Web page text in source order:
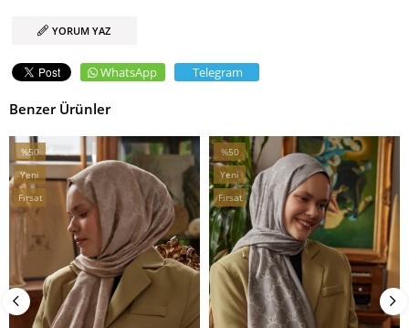
YORUM YAZ
WhatsApp Telegram
Benzer Ürünler
%50
Kampanya
%50Kampanya
Yeni
Ürün
Fırsat
Ürünü
%50
Kampanya
%50Kampanya
Yeni
Ürün
Fırsat
Ürünü